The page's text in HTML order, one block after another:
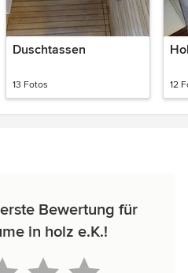
Duschtassen
13 Fotos 12
Bewertung für
in holz e.K.!